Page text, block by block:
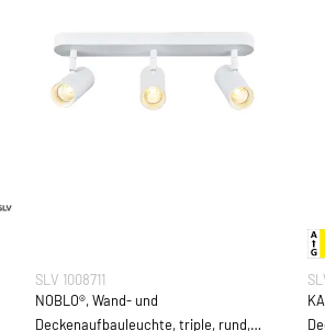
SLV 1008711
NOBLO®, Wand- und
Deckenaufbauleuchte, triple, rund,